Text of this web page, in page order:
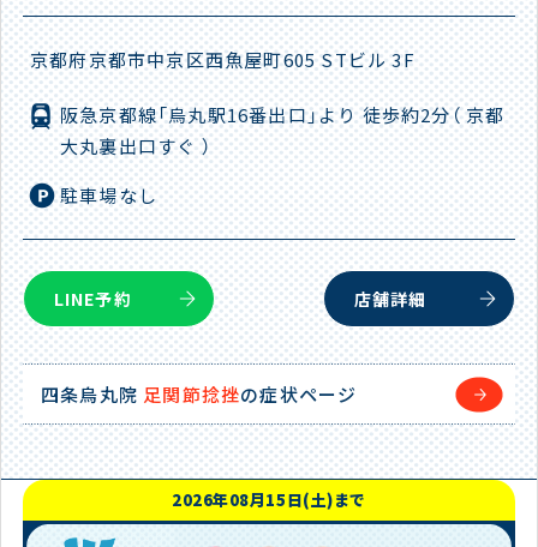
京都府京都市中京区西魚屋町605 STビル 3F
阪急京都線「烏丸駅16番出口」より 徒歩約2分（ 京都
大丸裏出口すぐ ）
駐車場なし
LINE予約 店舗詳細
四条烏丸院 足関節捻挫の症状ページ
2026年08月15日(土)まで